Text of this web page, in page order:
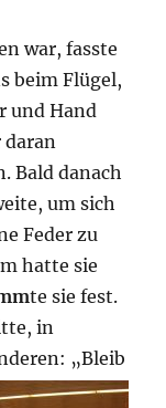
war,fasste
beim Flügel,
und Hand
daran
Bald danach
um sich
Feder zu
hatte sie
te sie fest.
in
„Bleib